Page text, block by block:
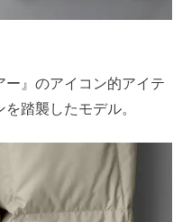
』のアイコン的アイテ
踏襲したモデル。